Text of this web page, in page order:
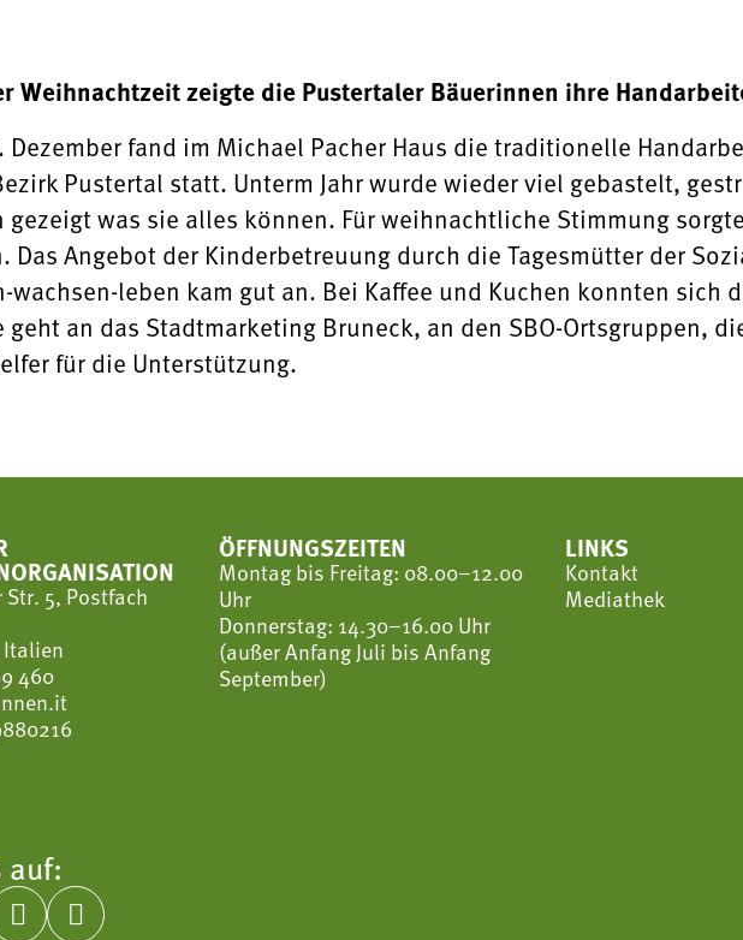
Weihnachtzeit zeigte die Pustertaler Bäuerinnen ihre
Dezember fand im Michael Pacher Haus die traditionelle
Pustertal statt. Unterm Jahr wurde wieder viel gebastelt,
gezeigt was sie alles können. Für weihnachtliche Stimmung
Das Angebot der Kinderbetreuung durch die Tagesmütter der
wachsen-leben kam gut an. Bei Kaffee und Kuchen konnten sich
geht an das Stadtmarketing Bruneck, an den SBO-Ortsgruppen,
für die Unterstützung.
Str. 5, Postfach
Italien
460
ÖFFNUNGSZEITEN
Montag bis Freitag: 08.00–12.00
Uhr
Donnerstag: 14.30–16.00 Uhr
(außer Anfang Juli bis Anfang
September)
LINKS
Kontakt
Mediathek
auf:
 